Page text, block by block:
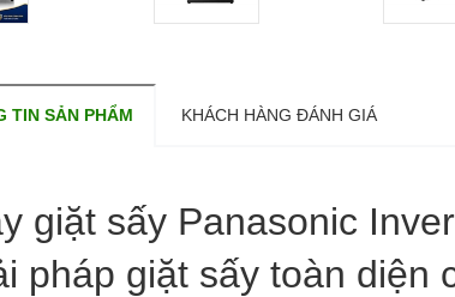
TIN SẢN PHẨM KHÁCH HÀNG ĐÁNH GIÁ
giặt sấy Panasonic
pháp giặt sấy toàn diện